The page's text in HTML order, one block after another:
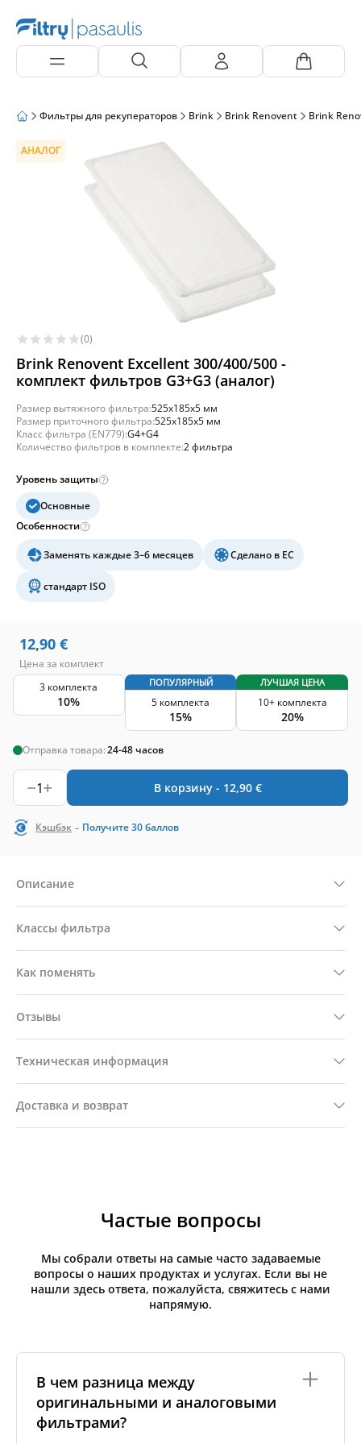
Фильтры для рекуператоров Brink Brink Renovent Brink
АНАЛОГ
(0)
Brink Renovent Excellent 300/400/500 -
комплект фильтров G3+G3 (аналог)
Размер вытяжного фильтра:525x185x5 мм
Размер приточного фильтра:525x185x5 мм
Класс фильтра (EN779):G4+G4
Количество фильтров в комплекте:2 фильтра
Уровень защиты
Основные
Особенности
Заменять каждые 3–6 месяцев Сделано в ЕС
стандарт ISO
12,90 €
Цена за комплект
3 комплекта
10%
ПОПУЛЯРНЫЙ
5 комплекта
15%
ЛУЧШАЯ ЦЕНА
10+ комплекта
20%
Отправка товара:24-48 часов
1 В корзину - 12,90 €
Кэшбэк - Получите30баллов
Описание
Классы фильтра
Как поменять
Отзывы
Техническая информация
Доставка и возврат
Частые вопросы
Мы собрали ответы на самые часто задаваемые
вопросы о наших продуктах и услугах. Если вы не
нашли здесь ответа, пожалуйста, свяжитесь с нами
напрямую.
В чем разница между
оригинальными и аналоговыми
фильтрами?